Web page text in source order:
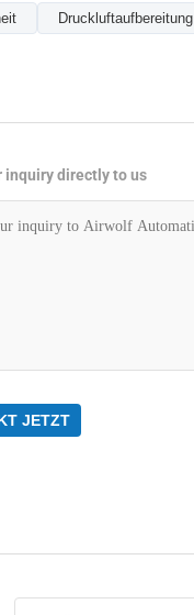
Druckluftaufbereitung
inquiry directly to us
JETZT